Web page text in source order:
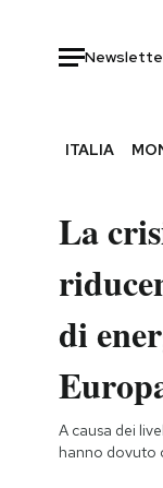
ITALIA
La
di
A causa dei
hanno dovuto